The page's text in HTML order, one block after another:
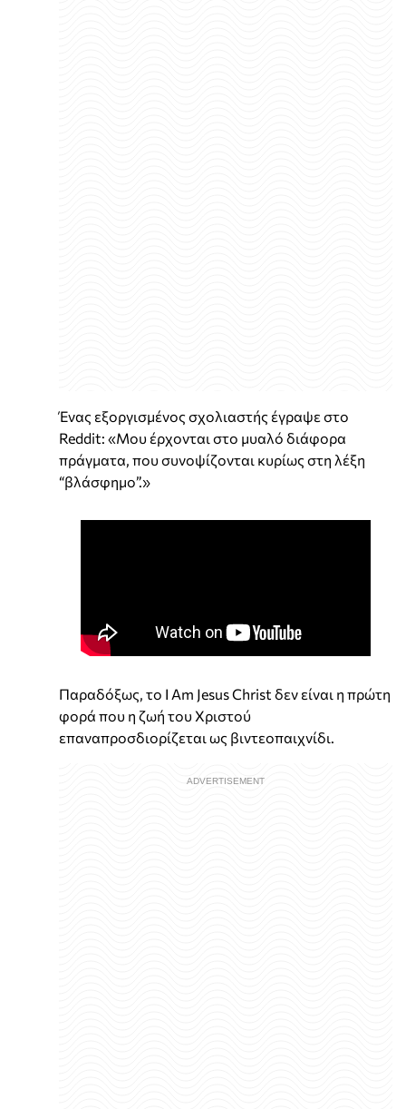
Ένας εξοργισμένος σχολιαστής έγραψε στο
Reddit: «Μου έρχονται στο μυαλό διάφορα
πράγματα, που συνοψίζονται κυρίως στη λέξη
“βλάσφημο”.»
Παραδόξως, το I Am Jesus Christ δεν είναι η πρώτη
φορά που η ζωή του Χριστού
επαναπροσδιορίζεται ως βιντεοπαιχνίδι.